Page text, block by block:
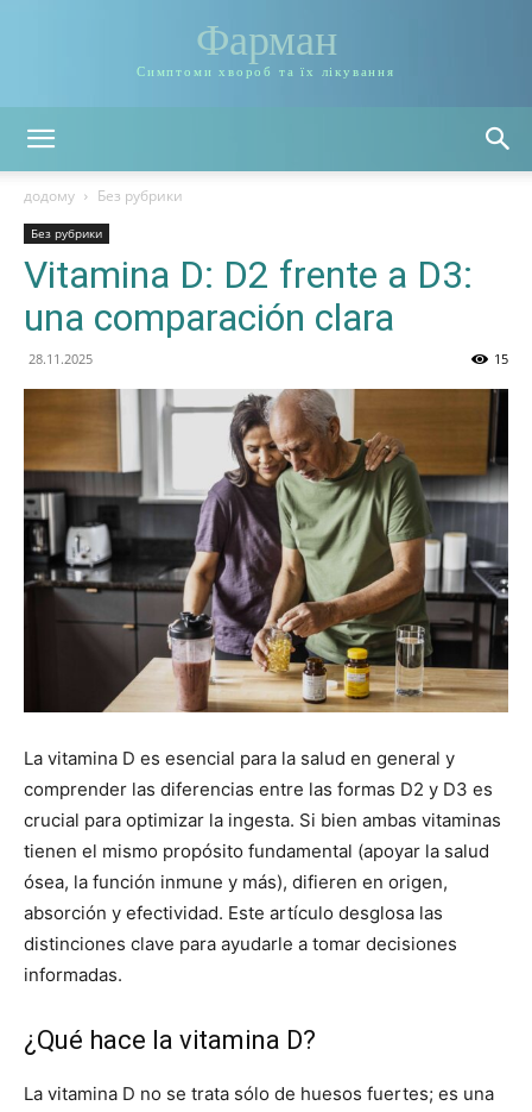
Фарман
Симптоми хвороб та їх лікування
додому Без рубрики
Без рубрики
Vitamina D: D2 frente a D3:
una comparación clara
28.11.2025 15
La vitamina D es esencial para la salud en general y
comprender las diferencias entre las formas D2 y D3 es
crucial para optimizar la ingesta. Si bien ambas vitaminas
tienen el mismo propósito fundamental (apoyar la salud
ósea, la función inmune y más), difieren en origen,
absorción y efectividad. Este artículo desglosa las
distinciones clave para ayudarle a tomar decisiones
informadas.
¿Qué hace la vitamina D?
La vitamina D no se trata sólo de huesos fuertes; es una